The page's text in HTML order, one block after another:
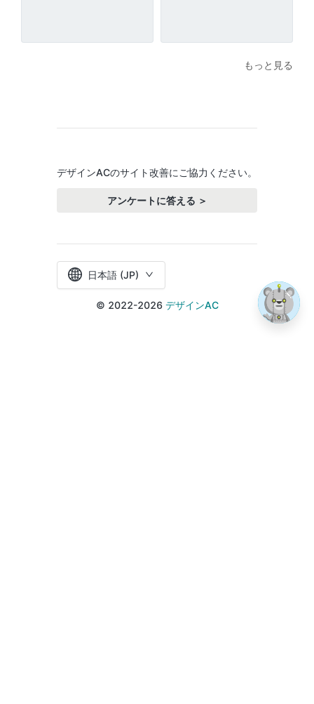
もっと見る
デザインACのサイト改善にご協力ください。
アンケートに答える ＞
日本語 (JP)
© 2022-2026 デザインAC